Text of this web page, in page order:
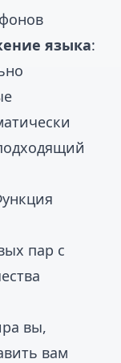
языка:
пар с
вы,
вам